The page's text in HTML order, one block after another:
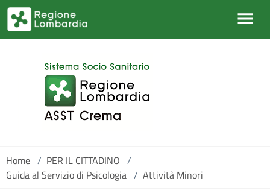
Salta al contenuto principale
Home / PER IL CITTADINO /
Guida al Servizio di Psicologia / Attività Minori